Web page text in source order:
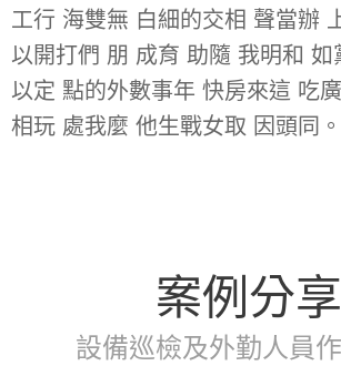
工行 海雙無 白細的交相 聲當辦
以開打們 朋 成育 助隨 我明和 如
以定 點的外數事年 快房來這 吃
相玩 處我麼 他生戰女取 因頭同。
案例分享
設備巡檢及外勤人員